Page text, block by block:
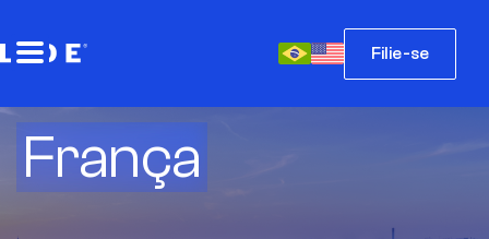
Filie-se
França